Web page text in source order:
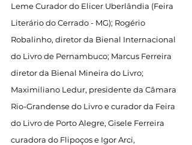
Leme Curador do Elicer Uberlândia (Feira
Literário do Cerrado - MG); Rogério
Robalinho, diretor da Bienal Internacional
do Livro de Pernambuco; Marcus Ferreira
diretor da Bienal Mineira do Livro;
Maximiliano Ledur, presidente da Câmara
Rio-Grandense do Livro e curador da Feira
do Livro de Porto Alegre, Gisele Ferreira
curadora do Flipoços e Igor Arci,